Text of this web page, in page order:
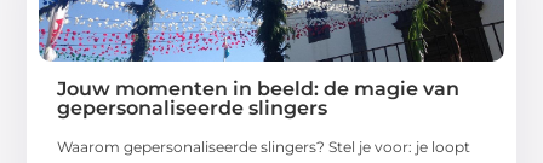
Jouw momenten in beeld: de magie van
gepersonaliseerde slingers
Waarom gepersonaliseerde slingers? Stel je voor: je loopt